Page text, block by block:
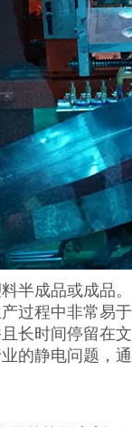
半成品或成品
过程中非常易
长时间停留在
的静电问题，通